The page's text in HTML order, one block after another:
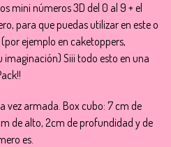
mini números 3D del 0 al 9 + el
para que puedas utilizar en este o
ejemplo en caketoppers,
Siii todo esto en una
vez armada. Box cubo: 7 cm de
de alto, 2cm de profundidad y de
es.